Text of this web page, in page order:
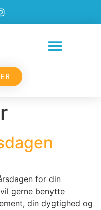
for din
gerne benytte
din dygtighed og